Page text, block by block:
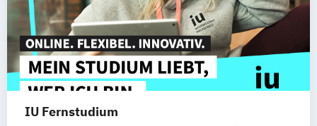
IU Fernstudium